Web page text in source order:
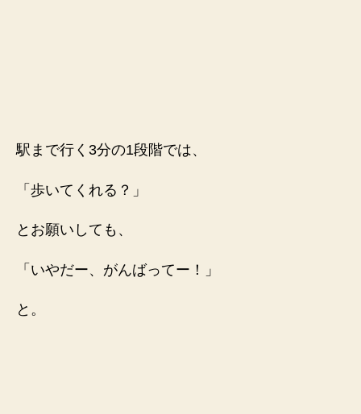
駅まで行く3分の1段階では、
「歩いてくれる？」
とお願いしても、
「いやだー、がんばってー！」
と。